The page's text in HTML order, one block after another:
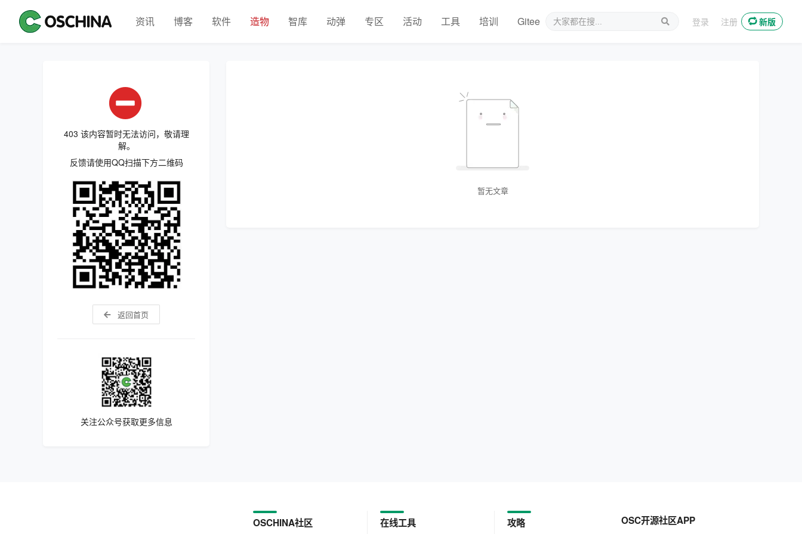
资讯 博客 软件 造物 智库 动弹 专区 活动 工具 培训 Gitee 新媒体 登录 注册 新版
403 该内容暂时无法访问，敬请理
解。
反馈请使用QQ扫描下方二维码
返回首页
关注公众号获取更多信息
暂无文章
OSCHINA社区 在线工具 攻略 OSC开源社区APP